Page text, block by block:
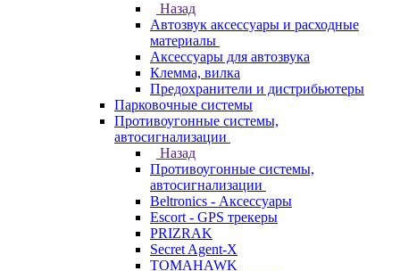
Назад
Автозвук аксессуары и расходные
материалы
Аксессуары для автозвука
Клемма, вилка
Предохранители и дистрибьютеры
Парковочные системы
Противоугонные системы,
автосигнализации
Назад
Противоугонные системы,
автосигнализации
Beltronics - Аксессуары
Escort - GPS трекеры
PRIZRAK
Secret Agent-X
TOMAHAWK